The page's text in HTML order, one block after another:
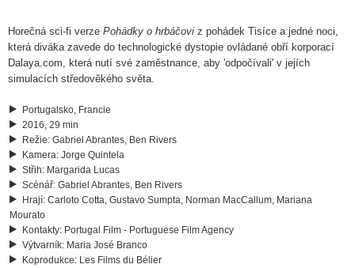
Horečná sci-fi verze Pohádky o hrbáčovi z pohádek Tisíce a jedné noci,
která diváka zavede do technologické dystopie ovládané obří korporací
Dalaya.com, která nutí své zaměstnance, aby 'odpočívali' v jejích
simulacích středověkého světa.
Portugalsko, Francie
2016, 29 min
Režie: Gabriel Abrantes, Ben Rivers
Kamera: Jorge Quintela
Střih: Margarida Lucas
Scénář: Gabriel Abrantes, Ben Rivers
Hrají: Carloto Cotta, Gustavo Sumpta, Norman MacCallum, Mariana
Mourato
Kontakty: Portugal Film - Portuguese Film Agency
Výtvarník: Maria José Branco
Koprodukce: Les Films du Bélier